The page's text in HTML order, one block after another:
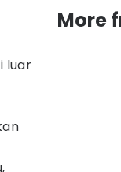
luar
More